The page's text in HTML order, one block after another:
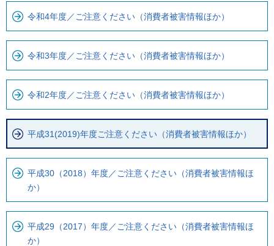
令和4年度／ご注意ください（消費者被害情報ほか）
令和3年度／ご注意ください（消費者被害情報ほか）
令和2年度／ご注意ください（消費者被害情報ほか）
平成31(2019)年度ご注意ください（消費者被害情報ほか）
平成30（2018）年度／ご注意ください（消費者被害情報ほ
か）
平成29（2017）年度／ご注意ください（消費者被害情報ほ
か）